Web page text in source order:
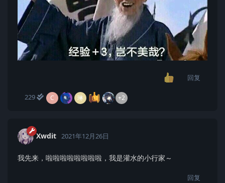
回复
229 C 琳 +2
Xwdit 2021年12月26日
我先来，啦啦啦啦啦啦啦啦，我是灌水的小行家～
回复